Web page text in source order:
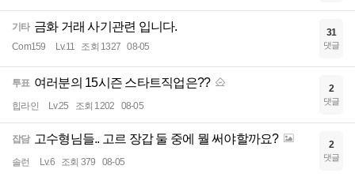
기타 금화 거래 사기관련 입니다.
Com159 Lv.11 조회 1327 08-05
31
댓글
투표 여러분의 15시즌 스타트직업은??
힙라인 Lv.25 조회 1202 08-05
2
댓글
잡담 고수형님들.. 고르 장갑 둘 중에 뭘 써야할까요?
솔런 Lv.6 조회 379 08-05
2
댓글